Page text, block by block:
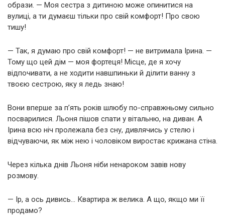
образи. — Моя сестра з дитиною може опинитися на
вулиці, а ти думаєш тільки про свій комфорт! Про свою
тишу!
— Так, я думаю про свій комфорт! — не витримала Ірина. —
Тому що цей дім — моя фортеця! Місце, де я хочу
відпочивати, а не ходити навшпиньки й ділити ванну з
твоєю сестрою, яку я ледь знаю!
Вони вперше за п’ять років шлюбу по-справжньому сильно
посварилися. Льоня пішов спати у вітальню, на диван. А
Ірина всю ніч пролежала без сну, дивлячись у стелю і
відчуваючи, як між нею і чоловіком виростає крижана стіна.
Через кілька днів Льоня ніби ненароком завів нову
розмову.
— Ір, а ось дивись… Квартира ж велика. А що, якщо ми її
продамо?